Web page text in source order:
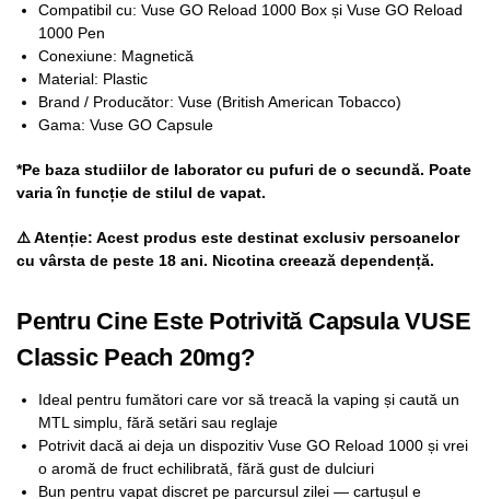
Compatibil cu: Vuse GO Reload 1000 Box și Vuse GO Reload
1000 Pen
Conexiune: Magnetică
Material: Plastic
Brand / Producător: Vuse (British American Tobacco)
Gama: Vuse GO Capsule
*Pe baza studiilor de laborator cu pufuri de o secundă. Poate
varia în funcție de stilul de vapat.
⚠️ Atenție: Acest produs este destinat exclusiv persoanelor
cu vârsta de peste 18 ani. Nicotina creează dependență.
Pentru Cine Este Potrivită Capsula VUSE
Classic Peach 20mg?
Ideal pentru fumători care vor să treacă la vaping și caută un
MTL simplu, fără setări sau reglaje
Potrivit dacă ai deja un dispozitiv Vuse GO Reload 1000 și vrei
o aromă de fruct echilibrată, fără gust de dulciuri
Bun pentru vapat discret pe parcursul zilei — cartușul e